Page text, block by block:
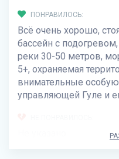
ПОНРАВИЛОСЬ:
Всё очень хорошо,
бассейн с
реки 30-50 метров,
5+, охраняемая
внимательные особую
управляющей Гуле и